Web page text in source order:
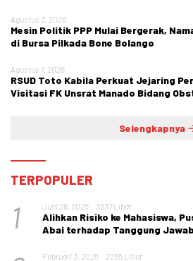
Agustus 3, 2026
Mesin Politik PPP Mulai Bergerak,
di Bursa Pilkada Bone Bolango
Agustus 1, 2026
RSUD Toto Kabila Perkuat Jejaring
Visitasi FK Unsrat Manado Bidang
Selengkapnya
TERPOPULER
1 Juni 26, 2025 3637 Lihat
Alihkan Risiko ke Mahasiswa,
Abai terhadap Tanggung
Februari 3, 2025 2265 Lihat